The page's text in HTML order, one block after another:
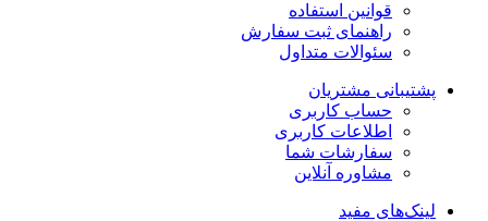
قوانین استفاده
راهنمای ثبت سفارش
سئوالات متداول
پشتیبانی مشتریان
حساب کاربری
اطلاعات کاربری
سفارشات شما
مشاوره آنلاین
لینک‌های مفید